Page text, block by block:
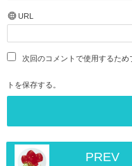
URL
次回のコメントで使用するた
トを保存する。
PREV